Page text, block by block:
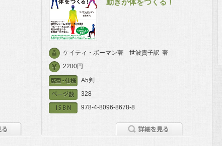
ケイティ・ボーマン著 世波貴子訳 著
2200円
A5判
328
978-4-8096-8678-8